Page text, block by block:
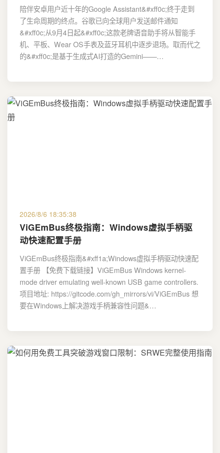
陪伴安卓用户近十年的Google Assistant&#xff0c;终于走到
了生命周期的终点。谷歌已向全球用户发送邮件通知
&#xff0c;从9月4日起&#xff0c;这款老牌语音助手将从智能手
机、平板、Wear OS手表及蓝牙耳机中逐步退场。取而代之
的&#xff0c;是基于生成式AI打造的Gemini——…
2026/8/6 18:35:38
ViGEmBus终极指南：Windows虚拟手柄驱
动快速配置手册
ViGEmBus终极指南&#xff1a;Windows虚拟手柄驱动快速配
置手册 【免费下载链接】ViGEmBus Windows kernel-
mode driver emulating well-known USB game controllers.
项目地址: https://gitcode.com/gh_mirrors/vi/ViGEmBus 想
要在Windows上解决游戏手柄兼容性问题&…